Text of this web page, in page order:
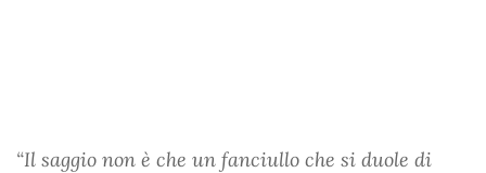
“Il saggio non è che un fanciullo che si duole di